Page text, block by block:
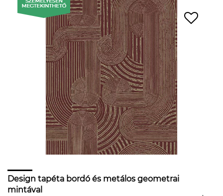
Design tapéta bordó és metálos geometrai
mintával